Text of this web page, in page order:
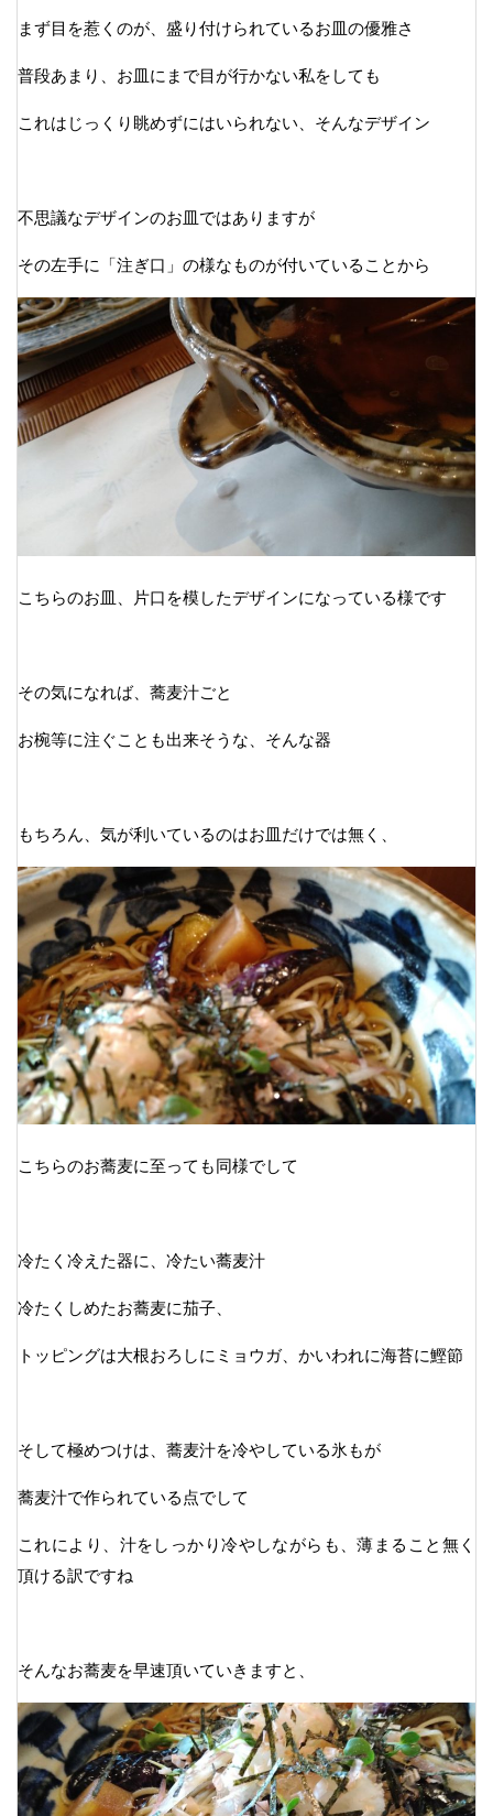
まず目を惹くのが、盛り付けられているお皿の優雅さ
普段あまり、お皿にまで目が行かない私をしても
これはじっくり眺めずにはいられない、そんなデザイン
不思議なデザインのお皿ではありますが
その左手に「注ぎ口」の様なものが付いていることから
こちらのお皿、片口を模したデザインになっている様です
その気になれば、蕎麦汁ごと
お椀等に注ぐことも出来そうな、そんな器
もちろん、気が利いているのはお皿だけでは無く、
こちらのお蕎麦に至っても同様でして
冷たく冷えた器に、冷たい蕎麦汁
冷たくしめたお蕎麦に茄子、
トッピングは大根おろしにミョウガ、かいわれに海苔に鰹節
そして極めつけは、蕎麦汁を冷やしている氷もが
蕎麦汁で作られている点でして
これにより、汁をしっかり冷やしながらも、薄まること無く
頂ける訳ですね
そんなお蕎麦を早速頂いていきますと、